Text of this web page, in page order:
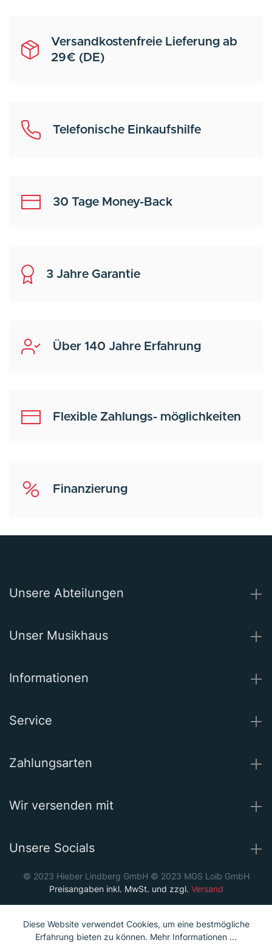
Versandkostenfreie Lieferung ab
29€ (DE)
Telefonische Einkaufshilfe
30 Tage Money-Back
3 Jahre Garantie
Über 140 Jahre Erfahrung
Flexible Zahlungs- möglichkeiten
Finanzierung
Unsere Abteilungen
Unser Musikhaus
Informationen
Service
Zahlungsarten
Wir versenden mit
Unsere Socials
© 2023 Hieber Lindberg GmbH © 2023 MGS Loib GmbH
Preisangaben inkl. MwSt. und zzgl. Versand
Diese Website verwendet Cookies, um eine bestmögliche
Erfahrung bieten zu können. Mehr Informationen ...